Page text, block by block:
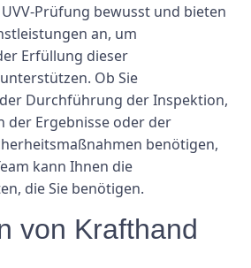
Prüfung bewusst und bieten
an, um
Erfüllung dieser
Ob Sie
Durchführung der Inspektion,
der Ergebnisse oder der
benötigen,
kann Ihnen die
die Sie benötigen.
von Krafthand